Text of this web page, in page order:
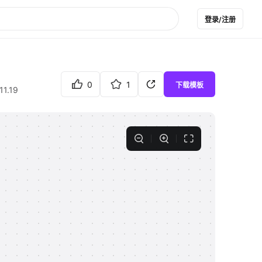
登录/注册
0 1 下载模板